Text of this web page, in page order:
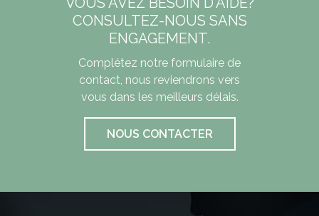
CONSULTEZ-NOUS SANS
ENGAGEMENT.
Complétez notre formulaire de
contact, nous reviendrons vers
vous dans les meilleurs délais.
NOUS CONTACTER